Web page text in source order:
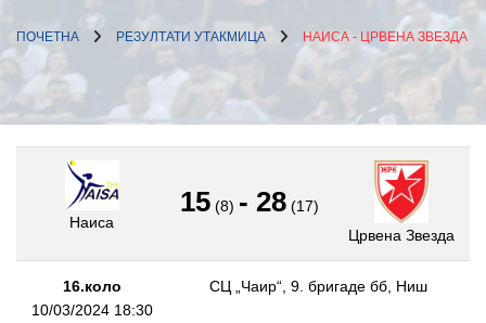
ПОЧЕТНА РЕЗУЛТАТИ УТАКМИЦА НАИСА - ЦРВЕНА ЗВЕЗДА
Наиса
15 (8) - 28 (17)
Црвена Звезда
16.коло
10/03/2024 18:30
СЦ „Чаир“, 9. бригаде бб, Ниш